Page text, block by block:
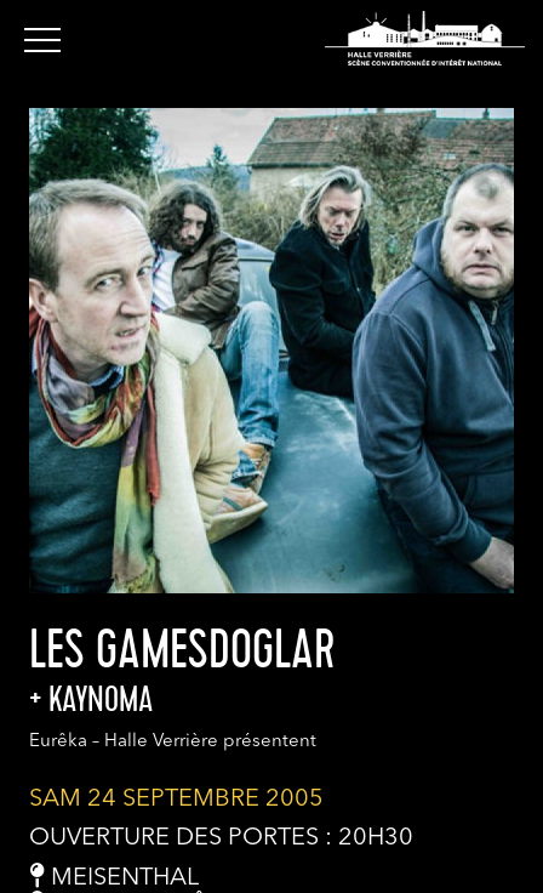
LES GAMESDOGLAR
KAYNOMA
Eurêka – Halle Verrière présentent
SAM 24 SEPTEMBRE 2005
OUVERTURE DES PORTES : 20H30
MEISENTHAL